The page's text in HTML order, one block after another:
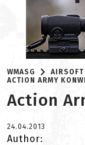
WMASG AIRSOFT
ACTION ARMY
Action
24.04.2013
Author: